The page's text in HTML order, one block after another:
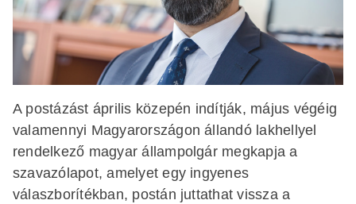
A postázást április közepén indítják, május végéig
valamennyi Magyarországon állandó lakhellyel
rendelkező magyar állampolgár megkapja a
szavazólapot, amelyet egy ingyenes
válaszborítékban, postán juttathat vissza a